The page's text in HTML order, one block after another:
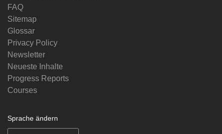
FAQ
Sitemap
Glossar
Privacy Policy
Newsletter
Neueste Inhalte
Progress Reports
Courses
Sprache ändern